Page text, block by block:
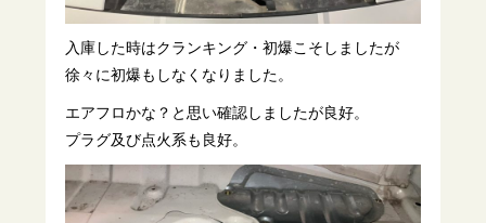
入庫した時はクランキング・初爆こそしましたが
徐々に初爆もしなくなりました。
エアフロかな？と思い確認しましたが良好。
プラグ及び点火系も良好。